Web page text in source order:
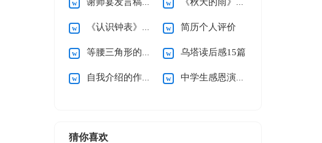
《认识钟表》一年级数学教学反思 简历个人评价
等腰三角形的性质说课稿 乌塔读后感15篇
自我介绍的作文(合集15篇) 中学生感恩演讲稿
猜你喜欢